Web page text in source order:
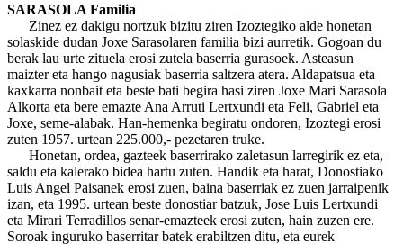
SARASOLA Familia
Zinez ez dakigu nortzuk bizitu ziren Izoztegiko alde honetan
solaskide dudan Joxe Sarasolaren familia bizi aurretik. Gogoan du
berak lau urte zituela erosi zutela baserria gurasoek. Asteasun
maizter eta hango nagusiak baserria saltzera atera. Aldapatsua eta
kaxkarra nonbait eta beste bati begira hasi ziren Joxe Mari Sarasola
Alkorta eta bere emazte Ana Arruti Lertxundi eta Feli, Gabriel eta
Joxe, seme-alabak. Han-hemenka begiratu ondoren, Izoztegi erosi
zuten 1957. urtean 225.000,- pezetaren truke.
Honetan, ordea, gazteek baserrirako zaletasun larregirik ez eta,
saldu eta kalerako bidea hartu zuten. Handik eta harat, Donostiako
Luis Angel Paisanek erosi zuen, baina baserriak ez zuen jarraipenik
izan, eta 1995. urtean beste donostiar batzuk, Jose Luis Lertxundi
eta Mirari Terradillos senar-emazteek erosi zuten, hain zuzen ere.
Soroak inguruko baserritar batek erabiltzen ditu, eta eurek